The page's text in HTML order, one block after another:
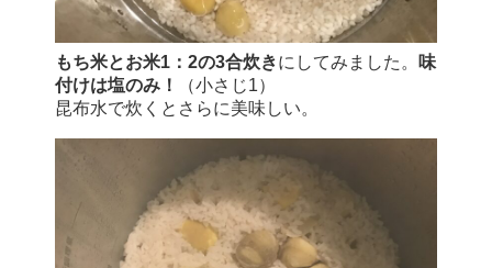
もち米とお米1：2の3合炊きにしてみました。
味
付けは塩のみ！
（小さじ1）
昆布水で炊くとさらに美味しい。